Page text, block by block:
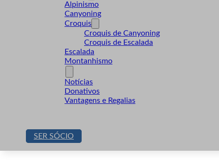
Alpinismo
Canyoning
Croquis
Croquis de Canyoning
Croquis de Escalada
Escalada
Montanhismo
Notícias
Donativos
Vantagens e Regalias
SER SÓCIO